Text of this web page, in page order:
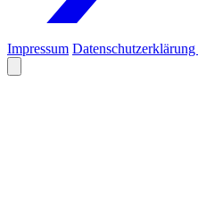
Impressum Datenschutzerklärung